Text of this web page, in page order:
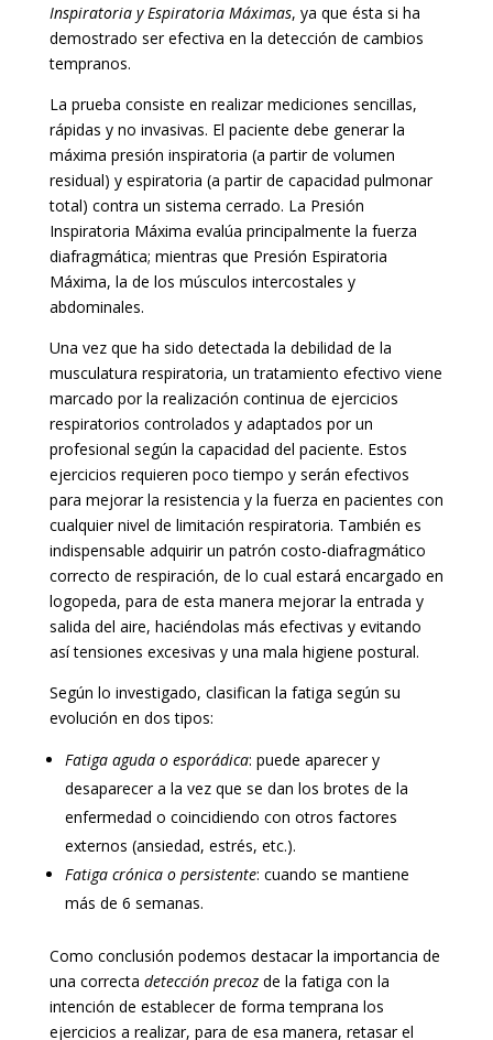
Inspiratoria y Espiratoria Máximas, ya que ésta si ha
demostrado ser efectiva en la detección de cambios
tempranos.
La prueba consiste en realizar mediciones sencillas,
rápidas y no invasivas. El paciente debe generar la
máxima presión inspiratoria (a partir de volumen
residual) y espiratoria (a partir de capacidad pulmonar
total) contra un sistema cerrado. La Presión
Inspiratoria Máxima evalúa principalmente la fuerza
diafragmática; mientras que Presión Espiratoria
Máxima, la de los músculos intercostales y
abdominales.
Una vez que ha sido detectada la debilidad de la
musculatura respiratoria, un tratamiento efectivo viene
marcado por la realización continua de ejercicios
respiratorios controlados y adaptados por un
profesional según la capacidad del paciente. Estos
ejercicios requieren poco tiempo y serán efectivos
para mejorar la resistencia y la fuerza en pacientes con
cualquier nivel de limitación respiratoria. También es
indispensable adquirir un patrón costo-diafragmático
correcto de respiración, de lo cual estará encargado en
logopeda, para de esta manera mejorar la entrada y
salida del aire, haciéndolas más efectivas y evitando
así tensiones excesivas y una mala higiene postural.
Según lo investigado, clasifican la fatiga según su
evolución en dos tipos:
Fatiga aguda o esporádica: puede aparecer y
desaparecer a la vez que se dan los brotes de la
enfermedad o coincidiendo con otros factores
externos (ansiedad, estrés, etc.).
Fatiga crónica o persistente: cuando se mantiene
más de 6 semanas.
Como conclusión podemos destacar la importancia de
una correcta detección precozde la fatiga con la
intención de establecer de forma temprana los
ejercicios a realizar, para de esa manera, retasar el